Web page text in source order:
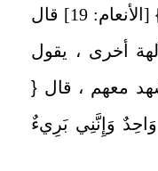
[الأنعام: 19] قال
أخرى ، يقول
معهم ، قال {
وَإِنَّنِي بَرِيءٌ